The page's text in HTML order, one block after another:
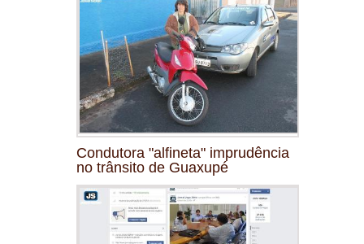
Condutora "alfineta" imprudência
no trânsito de Guaxupé